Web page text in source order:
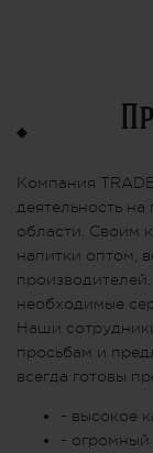
Компания
деятельность
области. Своим
напитки оптом,
необходимые
Наши
просьбам и
всегда готовы
- высокое
- огромный